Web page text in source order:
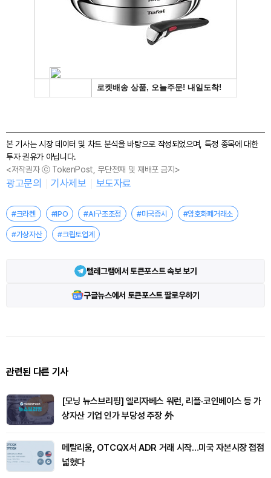
본 기사는 시장 데이터 및 차트 분석을 바탕으로 작성되었으며, 특정 종목에 대한
투자 권유가 아닙니다.
<저작권자 ⓒ TokenPost, 무단전재 및 재배포 금지>
광고문의 기사제보 보도자료
#크라켄 #IPO #AI구조조정 #미국증시 #암호화폐거래소
#가상자산 #크립토업계
텔레그램에서 토큰포스트 속보 보기
구글뉴스에서 토큰포스트 팔로우하기
관련된 다른 기사
[모닝 뉴스브리핑] 엘리자베스 워런, 리플·코인베이스 등 가
상자산 기업 인가 부당성 주장 外
메탈리움, OTCQX서 ADR 거래 시작…미국 자본시장 접점
넓혔다